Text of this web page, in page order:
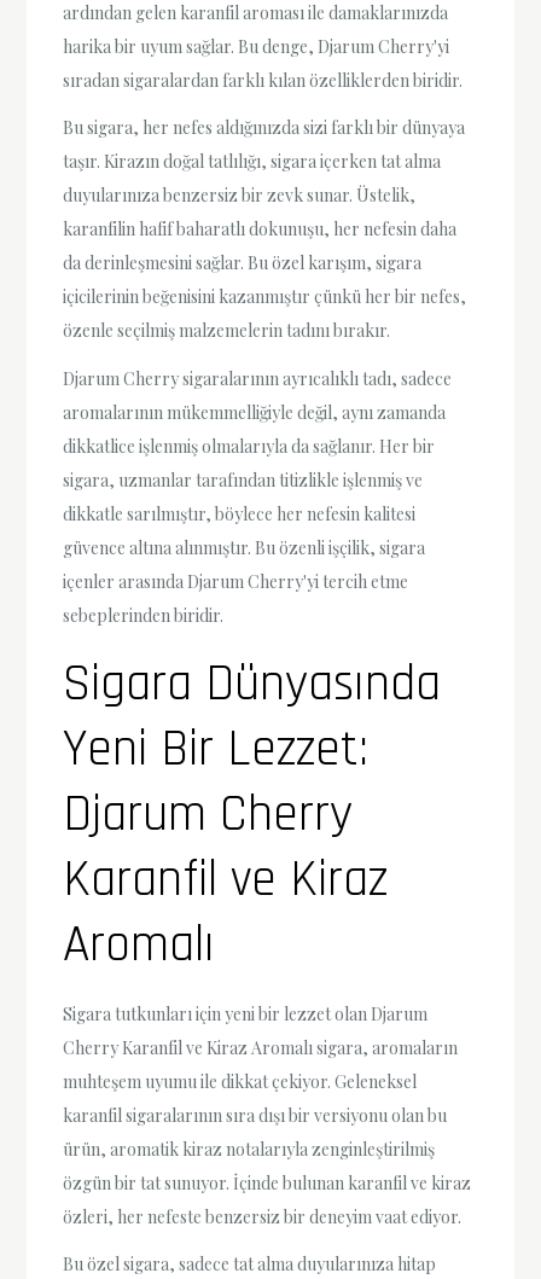
ardından gelen karanfil aroması ile damaklarınızda
harika bir uyum sağlar. Bu denge, Djarum Cherry'yi
sıradan sigaralardan farklı kılan özelliklerden biridir.
Bu sigara, her nefes aldığınızda sizi farklı bir dünyaya
taşır. Kirazın doğal tatlılığı, sigara içerken tat alma
duyularınıza benzersiz bir zevk sunar. Üstelik,
karanfilin hafif baharatlı dokunuşu, her nefesin daha
da derinleşmesini sağlar. Bu özel karışım, sigara
içicilerinin beğenisini kazanmıştır çünkü her bir nefes,
özenle seçilmiş malzemelerin tadını bırakır.
Djarum Cherry sigaralarının ayrıcalıklı tadı, sadece
aromalarının mükemmelliğiyle değil, aynı zamanda
dikkatlice işlenmiş olmalarıyla da sağlanır. Her bir
sigara, uzmanlar tarafından titizlikle işlenmiş ve
dikkatle sarılmıştır, böylece her nefesin kalitesi
güvence altına alınmıştır. Bu özenli işçilik, sigara
içenler arasında Djarum Cherry'yi tercih etme
sebeplerinden biridir.
Sigara Dünyasında
Yeni Bir Lezzet:
Djarum Cherry
Karanfil ve Kiraz
Aromalı
Sigara tutkunları için yeni bir lezzet olan Djarum
Cherry Karanfil ve Kiraz Aromalı sigara, aromaların
muhteşem uyumu ile dikkat çekiyor. Geleneksel
karanfil sigaralarının sıra dışı bir versiyonu olan bu
ürün, aromatik kiraz notalarıyla zenginleştirilmiş
özgün bir tat sunuyor. İçinde bulunan karanfil ve kiraz
özleri, her nefeste benzersiz bir deneyim vaat ediyor.
Bu özel sigara, sadece tat alma duyularınıza hitap